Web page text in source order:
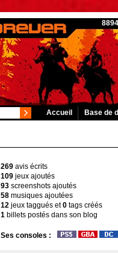
Accueil Base de
269 avis écrits
109 jeux ajoutés
93 screenshots ajoutés
58 musiques ajoutées
12 jeux taggués et0 tags créés
1 billets postés dans son blog
Ses consoles :